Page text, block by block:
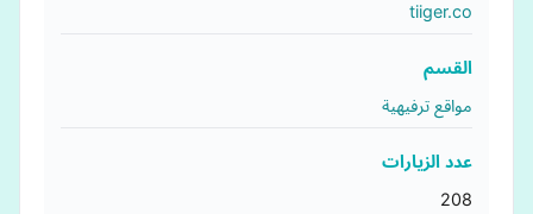
tiiger.co
القسم
مواقع ترفيهية
عدد الزيارات
208